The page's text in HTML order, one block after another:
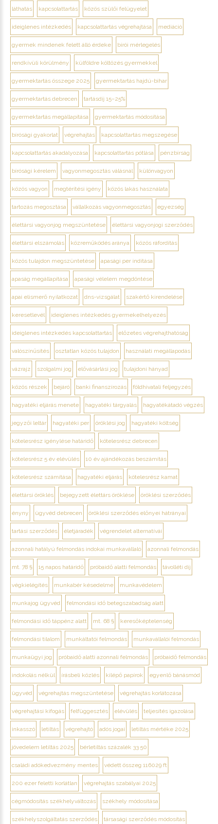
láthatás kapcsolattartás közös szülői felügyelet
ideiglenes intézkedés kapcsolattartás végrehajtása mediáció
gyermek mindenek felett álló érdeke bírói mérlegelés
rendkívüli körülmény külföldre költözés gyermekkel
gyermektartás összege 2025 gyermektartás hajdú-bihar
gyermektartás debrecen tartásdíj 15–25%
gyermektartás megállapítása gyermektartás módosítása
bírósági gyakorlat végrehajtás kapcsolattartás megszegése
kapcsolattartás akadályozása kapcsolattartás pótlása pénzbírság
bírósági kérelem vagyonmegosztás válásnál különvagyon
közös vagyon megtérítési igény közös lakás használata
tartozás megosztása vállalkozás vagyonmegosztás egyezség
élettársi vagyonjog megszüntetése élettársi vagyonjogi szerződés
élettársi elszámolás közreműködés aránya közös ráfordítás
közös tulajdon megszüntetése apasági per indítása
apaság megállapítása apasági vélelem megdöntése
apai elismerő nyilatkozat dns-vizsgálat szakértő kirendelése
keresetlevél ideiglenes intézkedés gyermekelhelyezés
ideiglenes intézkedés kapcsolattartás előzetes végrehajthatóság
valószínűsítés osztatlan közös tulajdon használati megállapodás
vázrajz szolgalmi jog elővásárlási jog tulajdoni hányad
közös részek bejáró banki finanszírozás földhivatali feljegyzés
hagyatéki eljárás menete hagyatéki tárgyalás hagyatékátadó végzés
jegyzői leltár hagyatéki per öröklési jog hagyatéki költség
kötelesrész igénylése határidő kötelesrész debrecen
kötelesrész 5 év elévülés 10 év ajándékozás beszámítás
kötelesrész számítása hagyatéki eljárás kötelesrész kamat
élettársi öröklés bejegyzett élettárs öröklése öröklési szerződés
ényny ügyvéd debrecen öröklési szerződés előnyei hátrányai
tartási szerződés életjáradék végrendelet alternatívái
azonnali hatályú felmondás indokai munkavállaló azonnali felmondás
mt. 78 § 15 napos határidő próbaidő alatti felmondás távolléti díj
végkielégítés munkabér késedelme munkavédelem
munkajog ügyvéd felmondási idő betegszabadság alatt
felmondási idő táppénz alatt mt. 68 § keresőképtelenség
felmondási tilalom munkáltatói felmondás munkavállalói felmondás
munkaügyi jog próbaidő alatti azonnali felmondás próbaidő felmondás
indokolás nélkül írásbeli közlés kilépő papírok egyenlő bánásmód
ügyvéd végrehajtás megszüntetése végrehajtás korlátozása
végrehajtási kifogás felfüggesztés elévülés teljesítés igazolása
inkasszó letiltás végrehajtó adós jogai letiltás mértéke 2025
jövedelem letiltás 2025 bérletiltás százalék 33 50
családi adókedvezmény mentes védett összeg 116029 ft
200 ezer feletti korlátlan végrehajtás szabályai 2025
cégmódosítás székhelyváltozás székhely módosítása
székhelyszolgáltatás szerződés társasági szerződés módosítás